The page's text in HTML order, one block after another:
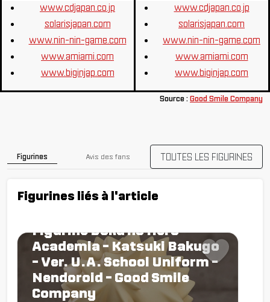
www.cdjapan.co.jp
solarisjapan.com
www.nin-nin-game.com
www.amiami.com
www.biginjap.com
www.cdjapan.co.jp
solarisjapan.com
www.nin-nin-game.com
www.amiami.com
www.biginjap.com
Source :Good Smile Company
Figurines Avis des fans TOUTES LES FIGURINES
Figurines liés à l'article
Figurine Boku no Hero
Academia - Katsuki Bakugo
- Ver. U.A. School Uniform -
Nendoroid - Good Smile
Company